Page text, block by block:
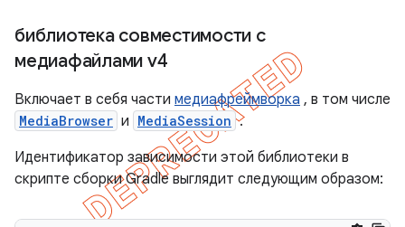
библиотека совместимости с
медиафайлами v4
Включает в себя части медиафреймворка , в том числе
MediaBrowser и MediaSession .
Идентификатор зависимости этой библиотеки в
скрипте сборки Gradle выглядит следующим образом: